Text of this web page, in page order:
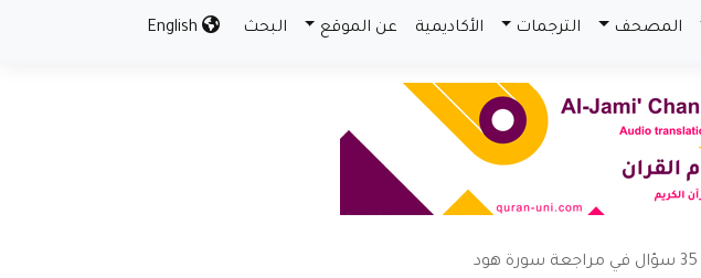
المصحف الترجمات الأكاديمية عن الموقع البحث
35 سؤال في مراجعة سورة هود